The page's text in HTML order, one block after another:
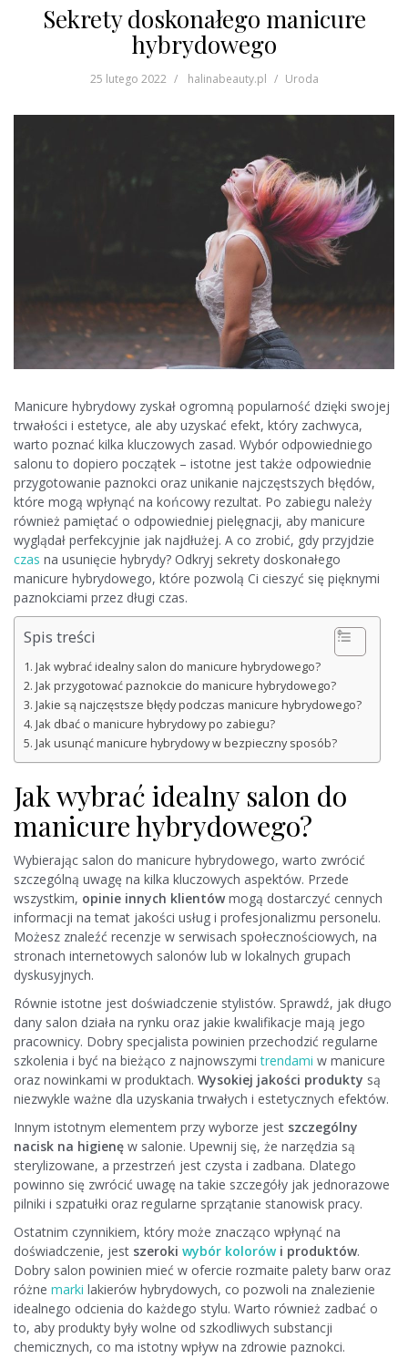
Sekrety doskonałego manicure
hybrydowego
25 lutego 2022 halinabeauty.pl Uroda
Manicure hybrydowy zyskał ogromną popularność dzięki swojej
trwałości i estetyce, ale aby uzyskać efekt, który zachwyca,
warto poznać kilka kluczowych zasad. Wybór odpowiedniego
salonu to dopiero początek – istotne jest także odpowiednie
przygotowanie paznokci oraz unikanie najczęstszych błędów,
które mogą wpłynąć na końcowy rezultat. Po zabiegu należy
również pamiętać o odpowiedniej pielęgnacji, aby manicure
wyglądał perfekcyjnie jak najdłużej. A co zrobić, gdy przyjdzie
czas na usunięcie hybrydy? Odkryj sekrety doskonałego
manicure hybrydowego, które pozwolą Ci cieszyć się pięknymi
paznokciami przez długi czas.
Spis treści
Jak wybrać idealny salon do manicure hybrydowego?
Jak przygotować paznokcie do manicure hybrydowego?
Jakie są najczęstsze błędy podczas manicure hybrydowego?
Jak dbać o manicure hybrydowy po zabiegu?
Jak usunąć manicure hybrydowy w bezpieczny sposób?
Jak wybrać idealny salon do
manicure hybrydowego?
Wybierając salon do manicure hybrydowego, warto zwrócić
szczególną uwagę na kilka kluczowych aspektów. Przede
wszystkim, opinie innych klientów mogą dostarczyć cennych
informacji na temat jakości usług i profesjonalizmu personelu.
Możesz znaleźć recenzje w serwisach społecznościowych, na
stronach internetowych salonów lub w lokalnych grupach
dyskusyjnych.
Równie istotne jest doświadczenie stylistów. Sprawdź, jak długo
dany salon działa na rynku oraz jakie kwalifikacje mają jego
pracownicy. Dobry specjalista powinien przechodzić regularne
szkolenia i być na bieżąco z najnowszymitrendami w manicure
oraz nowinkami w produktach. Wysokiej jakości produkty są
niezwykle ważne dla uzyskania trwałych i estetycznych efektów.
Innym istotnym elementem przy wyborze jest szczególny
nacisk na higienę w salonie. Upewnij się, że narzędzia są
sterylizowane, a przestrzeń jest czysta i zadbana. Dlatego
powinno się zwrócić uwagę na takie szczegóły jak jednorazowe
pilniki i szpatułki oraz regularne sprzątanie stanowisk pracy.
Ostatnim czynnikiem, który może znacząco wpłynąć na
doświadczenie, jest szeroki wybór kolorówi produktów.
Dobry salon powinien mieć w ofercie rozmaite palety barw oraz
różne marki lakierów hybrydowych, co pozwoli na znalezienie
idealnego odcienia do każdego stylu. Warto również zadbać o
to, aby produkty były wolne od szkodliwych substancji
chemicznych, co ma istotny wpływ na zdrowie paznokci.